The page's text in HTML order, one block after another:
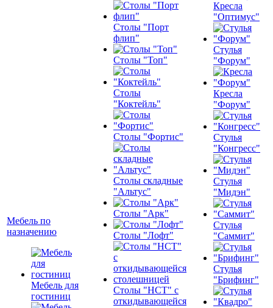
Мебель по
назначению
Мебель для
гостиниц
Столы "Порт
флип"
Столы "Топ"
Столы
"Коктейль"
Столы "Фортис"
Столы складные
"Альтус"
Столы "Арк"
Столы "Лофт"
Столы "НСТ" с
откидывающейся
Кресла
"Оптимус"
Стулья
"Форум"
Кресла
"Форум"
Стулья
"Конгресс"
Стулья
"Мидэн"
Стулья
"Саммит"
Стулья
"Брифинг"